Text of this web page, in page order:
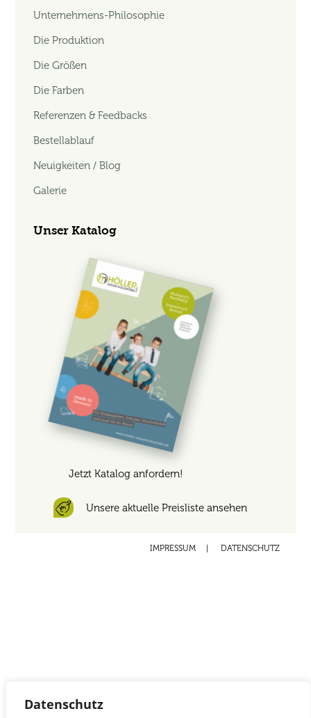
Datenschutz
Unternehmens-Philosophie
Die Produktion
Die Größen
Die Farben
Referenzen & Feedbacks
Bestellablauf
Neuigkeiten / Blog
Galerie
Unser Katalog
Jetzt Katalog anfordern!
Unsere aktuelle Preisliste ansehen
IMPRESSUM |DATENSCHUTZ